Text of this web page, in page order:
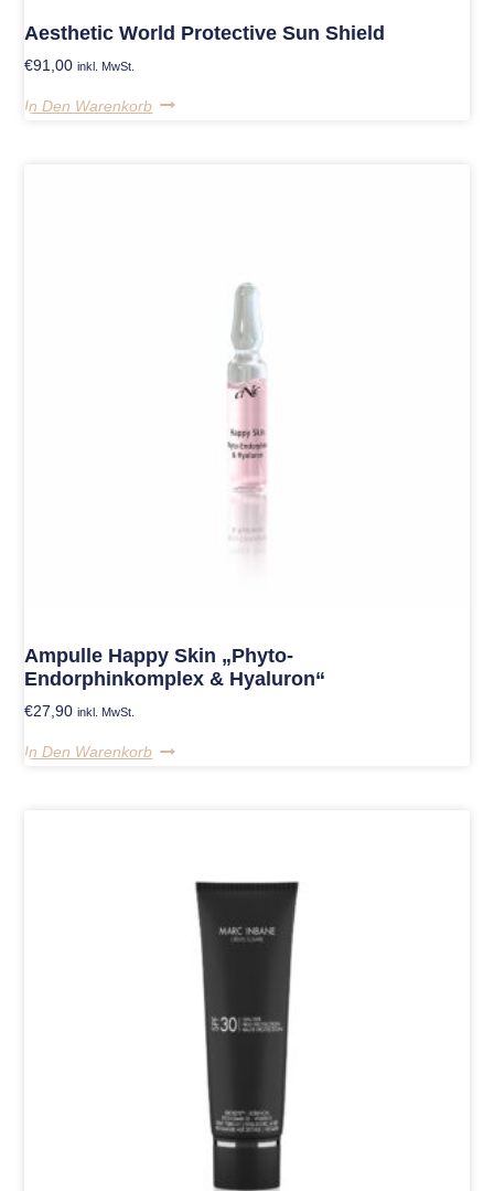
Aesthetic World Protective Sun Shield
€91,00 inkl. MwSt.
In Den Warenkorb
Ampulle Happy Skin „Phyto-
Endorphinkomplex & Hyaluron“
€27,90 inkl. MwSt.
In Den Warenkorb